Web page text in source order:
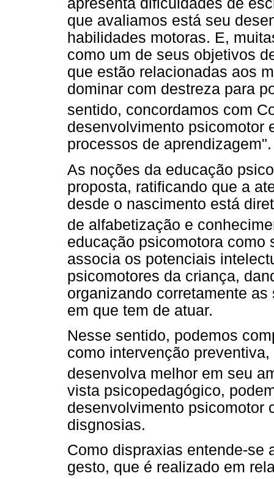
apresenta dificuldades de
que avaliamos está seu
habilidades motoras. E,
como um de seus objetivos
que estão relacionadas aos
dominar com destreza para
sentido, concordamos com
desenvolvimento psicomotor
processos de aprendizagem".
As noções da educação
proposta, ratificando que a
desde o nascimento está
de alfabetização e
educação psicomotora como
associa os potenciais
psicomotores da criança,
organizando corretamente
em que tem de atuar.
Nesse sentido, podemos
como intervenção
desenvolva melhor em seu
vista psicopedagógico,
desenvolvimento psicomotor
disgnosias.
Como dispraxias entende-se
gesto, que é realizado em